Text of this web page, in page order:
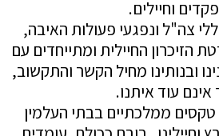
וחיילים.
צה"ל ונפגעי פעולות האיבה,
הזיכרון החיילית ומתייחדים עם
טובי בנינו ובנותינו מחיל הקשר והתקשוב,
עוד איתנו.
ממלכתיים בבתי העלמין